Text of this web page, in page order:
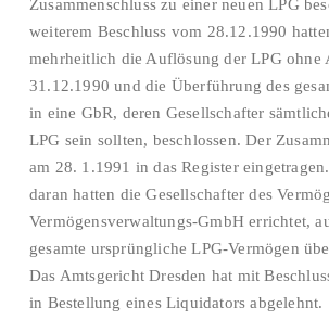
Zusammenschluss zu einer neuen LPG
weiterem Beschluss vom 28.12.1990
mehrheitlich die Auflösung der LPG ohne
31.12.1990 und die Überführung des
in eine GbR, deren Gesellschafter
LPG sein sollten, beschlossen. Der
am 28. 1.1991 in das Register
daran hatten die Gesellschafter des
Vermögensverwaltungs-GmbH errichtet,
gesamte ursprüngliche LPG-Vermögen
Das Amtsgericht Dresden hat mit
in Bestellung eines Liquidators abgelehnt.